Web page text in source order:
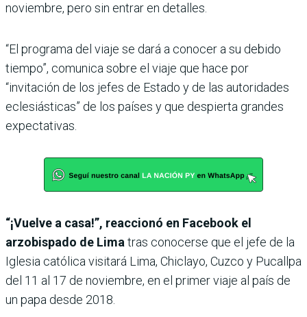
noviembre, pero sin entrar en detalles.
“El programa del viaje se dará a conocer a su debido
tiempo”, comunica sobre el viaje que hace por
“invitación de los jefes de Estado y de las autoridades
eclesiásticas” de los países y que despierta grandes
expectativas.
“¡Vuelve a casa!”, reaccionó en Facebook el
arzobispado de Limatras conocerse que el jefe de la
Iglesia católica visitará Lima, Chiclayo, Cuzco y Pucallpa
del 11 al 17 de noviembre, en el primer viaje al país de
un papa desde 2018.